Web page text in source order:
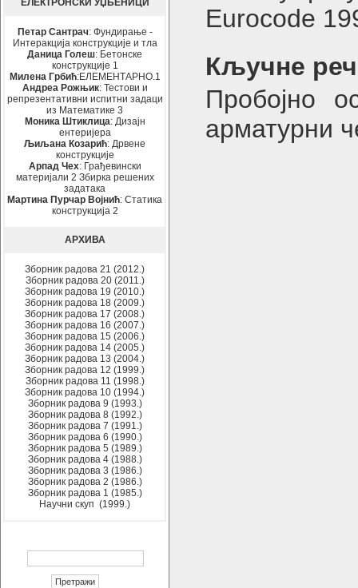
ЕЛЕКТРОНСКИ УЏБЕНИЦИ
Петар Сантрач: Фундирање -
Интеракција конструкције и тла
Даница Голеш: Бетонске
конструкције 1
Милена Грбић:ЕЛЕМЕНТАРНО.1
Андреа Рожњик: Тестови и
репрезентативни испитни задаци
из Математике 3
Моника Штиклица: Дизајн
ентеријера
Љиљана Козарић: Дрвене
конструкције
Арпад Чех: Грађевински
материјали 2 Збирка решених
задатака
Мартина Пурчар Војнић: Статика
конструкција 2
АРХИВА
Зборник радова 21 (2012.)
Зборник радова 20 (2011.)
Зборник радова 19 (2010.)
Зборник радова 18 (2009.)
Зборник радова 17 (2008.)
Зборник радова 16 (2007.)
Зборник радова 15 (2006.)
Зборник радова 14 (2005.)
Зборник радова 13 (2004.)
Зборник радова 12 (1999.)
Зборник радова 11 (1998.)
Зборник радова 10 (1994.)
Зборник радова 9 (1993.)
Зборник радова 8 (1992.)
Зборник радова 7 (1991.)
Зборник радова 6 (1990.)
Зборник радова 5 (1989.)
Зборник радова 4 (1988.)
Зборник радова 3 (1986.)
Зборник радова 2 (1986.)
Зборник радова 1 (1985.)
Научни скуп (1999.)
Eurocode
Кључне
Пробојно
арматурни